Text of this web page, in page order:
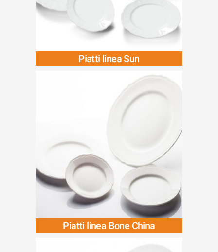
Piatti linea Sun
Piatti linea Bone China